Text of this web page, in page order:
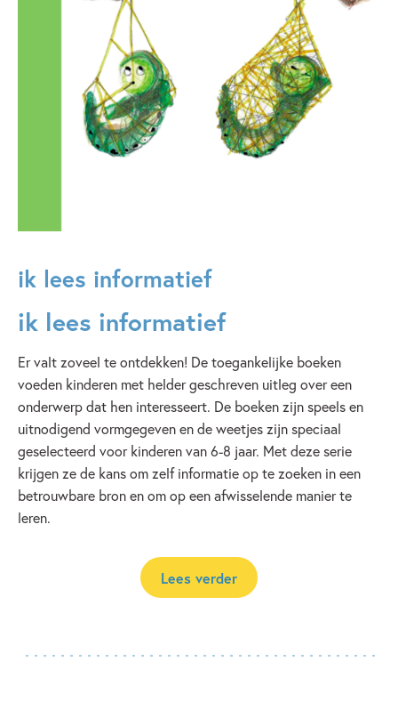
ik lees informatief
ik lees informatief
Er valt zoveel te ontdekken! De toegankelijke boeken
voeden kinderen met helder geschreven uitleg over een
onderwerp dat hen interesseert. De boeken zijn speels en
uitnodigend vormgegeven en de weetjes zijn speciaal
geselecteerd voor kinderen van 6-8 jaar. Met deze serie
krijgen ze de kans om zelf informatie op te zoeken in een
betrouwbare bron en om op een afwisselende manier te
leren.
Lees verder